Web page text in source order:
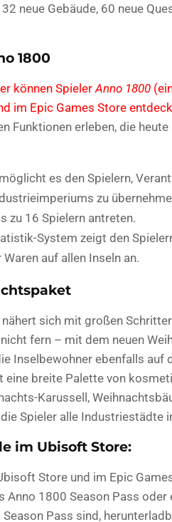
neue Gebäude, 60 neue
1800
können Spieler Anno 1800
im Epic Games Store
Funktionen erleben, die
es den Spielern,
zu
zu 16 Spielern antreten.
System zeigt den
auf allen Inseln an.
sich mit großen
nicht fern – mit dem neuen
Inselbewohner ebenfalls auf
eine breite Palette von
Karussell,
Spieler alle Industriestädte
im Ubisoft Store:
Store und im Epic
Anno 1800 Season Pass
Pass sind,